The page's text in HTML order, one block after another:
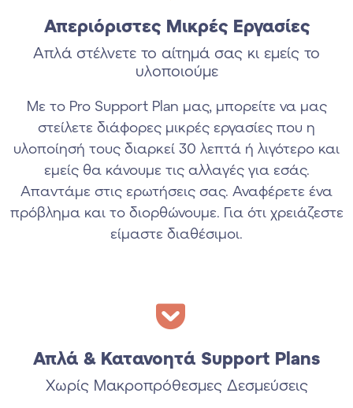
Απεριόριστες Μικρές Εργασίες
Απλά στέλνετε το αίτημά σας κι εμείς το
υλοποιούμε
Με το Pro Support Plan μας, μπορείτε να μας
στείλετε διάφορες μικρές εργασίες που η
υλοποίησή τους διαρκεί 30 λεπτά ή λιγότερο και
εμείς θα κάνουμε τις αλλαγές για εσάς.
Απαντάμε στις ερωτήσεις σας. Αναφέρετε ένα
πρόβλημα και το διορθώνουμε. Για ότι χρειάζεστε
είμαστε διαθέσιμοι.
Απλά & Κατανοητά Support Plans
Xωρίς Μακροπρόθεσμες Δεσμεύσεις